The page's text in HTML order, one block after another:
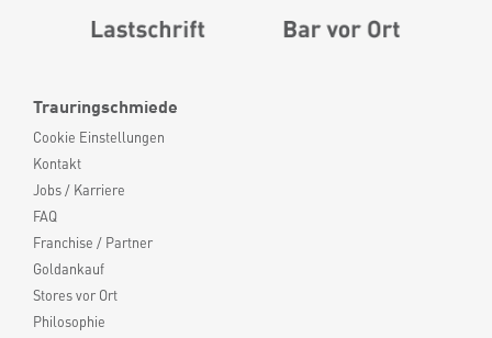
Trauringschmiede
Cookie Einstellungen
Kontakt
Jobs / Karriere
FAQ
Franchise / Partner
Goldankauf
Stores vor Ort
Philosophie